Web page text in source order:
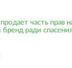
часть прав
ради